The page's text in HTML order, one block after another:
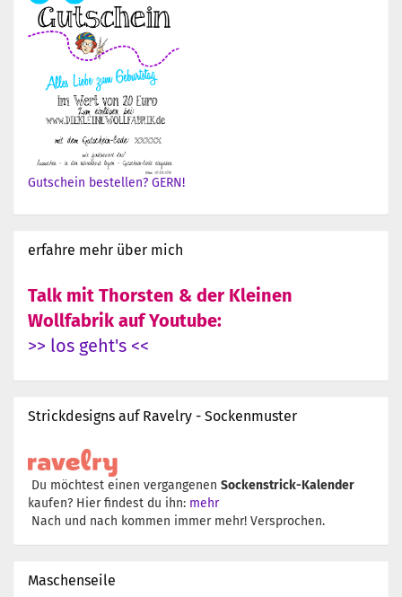
Gutschein bestellen? GERN!
erfahre mehr über mich
Talk mit Thorsten & der Kleinen
Wollfabrik auf Youtube:
>> los geht's <<
Strickdesigns auf Ravelry - Sockenmuster
Du möchtest einen vergangenen Sockenstrick-Kalender
kaufen? Hier findest du ihn: mehr
Nach und nach kommen immer mehr! Versprochen.
Maschenseile